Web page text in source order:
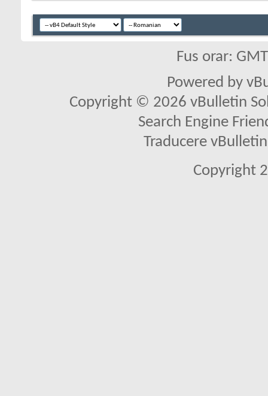
Fus orar:
Powered by
Copyright © 2026 vBulletin
Search Engine
Traducere
Copyright